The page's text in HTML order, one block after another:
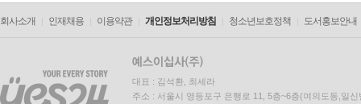
회사소개 인재채용 이용약관 개인정보처리방침 청소년보호정책 도서홍보안내
대표 : 김석환, 최세라
주소 : 서울시 영등포구 은행로 11, 5층~6층(여의도동,일신